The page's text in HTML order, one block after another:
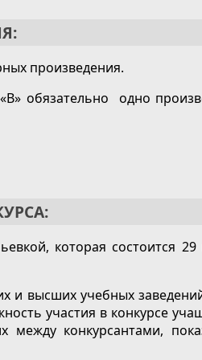
произведения.
обязательно одно
которая состоится
и высших учебных
участия в конкурсе
между конкурсантами,